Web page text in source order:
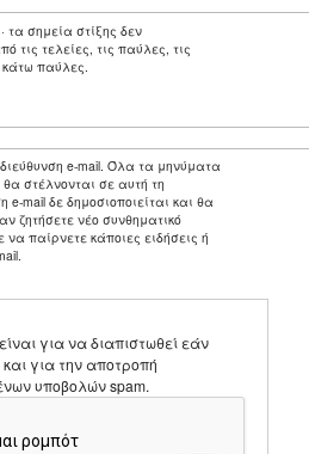
τα σημεία στίξης δεν
τις τελείες, τις παύλες, τις
παύλες.
e-mail. Όλα τα μηνύματα
στέλνονται σε αυτή τη
e-mail δε δημοσιοποιείται και θα
ζητήσετε νέο συνθηματικό
να παίρνετε κάποιες ειδήσεις ή
για να διαπιστωθεί εάν
για την αποτροπή
υποβολών spam.